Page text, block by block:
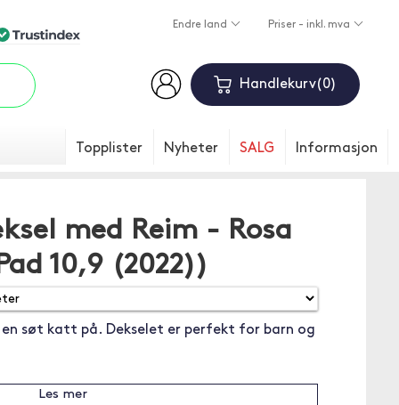
Endre land Priser - inkl. mva
Handlekurv 0
Topplister Nyheter SALG Informasjon
med Reim - Rosa
10,9 (2022))
søt katt på. Dekselet er perfekt for barn og
Les mer